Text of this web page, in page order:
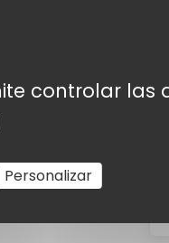
controlar las
Personalizar